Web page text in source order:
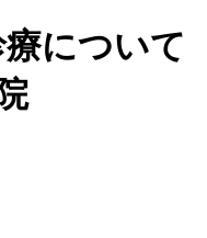
について